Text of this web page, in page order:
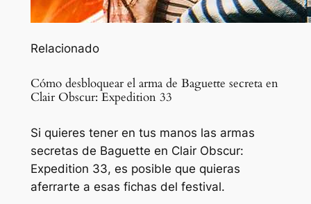
Relacionado
Cómo desbloquear el arma de Baguette secreta en
Clair Obscur: Expedition 33
Si quieres tener en tus manos las armas
secretas de Baguette en Clair Obscur:
Expedition 33, es posible que quieras
aferrarte a esas fichas del festival.